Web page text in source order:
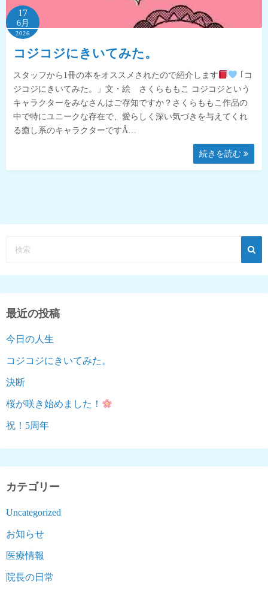
17
6月
2026
コジコジにきいてみた。
スタッフから1冊の本をオススメされたので紹介します
｢コ
ジコジにきいてみた。」文・絵 さくらももこ コジコジという
キャラクターをみなさんはご存知ですか？さくらももこ作品の
中で特にユニークな存在で、愛らしく深い気づきを与えてくれ
る癒し系のキャラクターですǺ…
続きを読む
最近の投稿
今日の人生
コジコジにきいてみた。
決断
桜が咲き始めました！
祝！5周年
カテゴリー
Uncategorized
お知らせ
医療情報
院長の日常